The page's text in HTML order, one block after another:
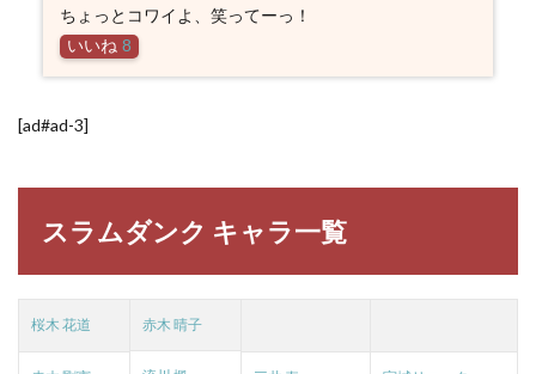
ちょっとコワイよ、笑ってーっ！
いいね 8
[ad#ad-3]
スラムダンク キャラ一覧
桜木 花道 赤木 晴子